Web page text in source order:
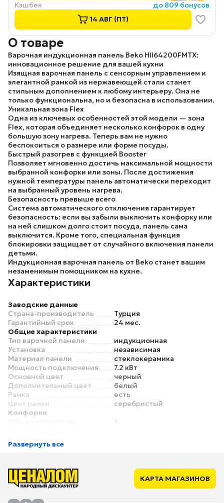
Кэшбек
до 809 бонусов
14 АВГ (ПТ)
О товаре
Варочная индукционная панель Beko HII64200FMTX:
инновационное решение для вашей кухни
Изящная варочная панель с сенсорным управлением и
элегантной рамкой из нержавеющей стали станет
стильным дополнением к любому интерьеру. Она не
только функциональна, но и безопасна в использовании.
Уникальная зона Flex
Одна из ключевых особенностей этой модели — зона
Flex, которая объединяет несколько конфорок в одну
большую зону нагрева. Теперь вам не нужно
беспокоиться о размере или форме посуды.
Быстрый разогрев с функцией Booster
Позволяет мгновенно достичь максимальной мощности
выбранной конфорки или зоны. После достижения
нужной температуры панель автоматически переходит
на выбранный уровень нагрева.
Безопасность превыше всего
Система автоматического отключения гарантирует
безопасность: если вы забыли выключить конфорку или
на ней слишком долго стоит посуда, панель сама
выключится. Кроме того, специальная функция
блокировки защищает от случайного включения панели
детьми.
Индукционная варочная панель от Beko станет вашим
незаменимым помощником на кухне.
Характеристики
Заводские данные
Страна-производитель
Турция
Гарантийный срок
24 мес.
Общие характеристики
Тип варочной панели
индукционная
Установка
независимая
Материал панели
стеклокерамика
Мощность подключения
7.2 кВт
Основной цвет
черный
Дополнительный цвет
белый
Рамка
есть
Цвет рамки
серебристый
Конфорки
4
Материал
Индукционных конфорок
Количество уровней
нагрева
Развернуть все
КАРТА МАГАЗИНОВ